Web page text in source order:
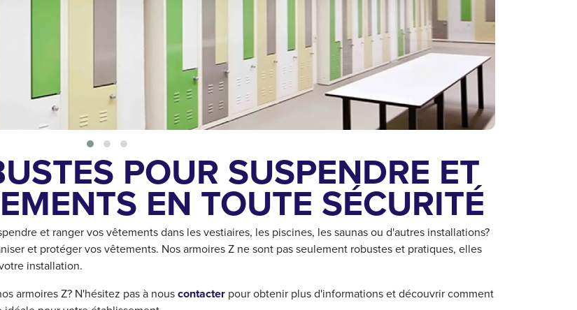
POUR SUSPENDRE ET
EN TOUTE SÉCURITÉ
et ranger vos vêtements dans les vestiaires, les piscines, les saunas ou d'autres installations?
et protéger vos vêtements. Nos armoires Z ne sont pas seulement robustes et pratiques, elles
installation.
armoires Z? N'hésitez pas à nouscontacter pour obtenir plus d'informations et découvrir comment